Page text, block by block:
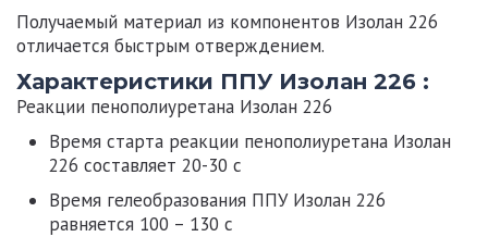
Получаемый материал из компонентов Изолан 226
отличается быстрым отверждением.
Характеристики ППУ Изолан 226 :
Реакции пенополиуретана Изолан 226
Время старта реакции пенополиуретана Изолан
226 составляет 20-30 с
Время гелеобразования ППУ Изолан 226
равняется 100 – 130 с